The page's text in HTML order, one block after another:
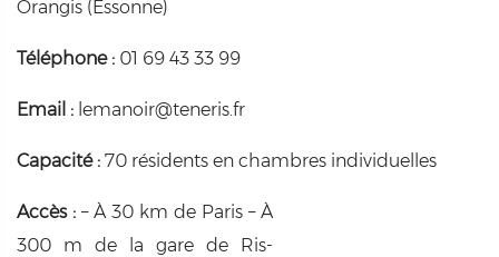
Orangis (Essonne)
Téléphone : 01 69 43 33 99
Email : lemanoir@teneris.fr
Capacité : 70 résidents en chambres individuelles
Accès : – À 30 km de Paris – À
300 m de la gare de Ris-